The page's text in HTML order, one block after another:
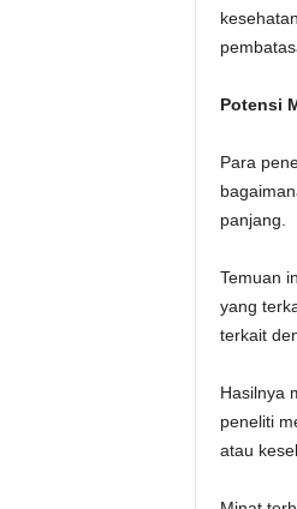
Potensi
Para
panjang.
Temuan
yang
terkait
Hasilnya
peneliti
atau